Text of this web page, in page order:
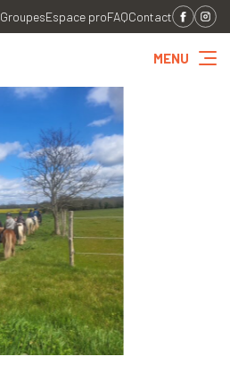
GroupesEspace proFAQContact
MENU